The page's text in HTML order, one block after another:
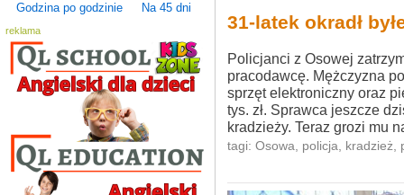
Godzina po godzinie
Na 45 dni
reklama 31-latek okradł
Policjanci z Osowej
pracodawcę. Mężczyzna
sprzęt elektroniczny oraz
tys. zł. Sprawca jeszcze
kradzieży. Teraz grozi mu
tagi: Osowa, policja, kradzież,